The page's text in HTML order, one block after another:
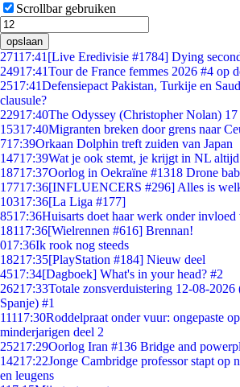
Scrollbar gebruiken
opslaan
27117:41 [Live Eredivisie #1784] Dying
24917:41Tour de France femmes 2026 #4 op
2517:41Defensiepact Pakistan, Turkije en
clausule?
22917:40The Odyssey (Christopher Nolan)
15317:40Migranten breken door grens naar
717:39Orkaan Dolphin treft zuiden van Japan
14717:39Wat je ook stemt, je krijgt in NL
18717:37Oorlog in Oekraïne #1318 Drone
17717:36[INFLUENCERS #296] Alles is
10317:36[La Liga #177]
8517:36Huisarts doet haar werk onder invloed
18117:36[Wielrennen #616] Brennan!
017:36Ik rook nog steeds
18217:35[PlayStation #184] Nieuw deel
4517:34[Dagboek] What's in your head? #2
26217:33Totale zonsverduistering 12-08-2026
Spanje) #1
11117:30Roddelpraat onder vuur: ongepaste
minderjarigen deel 2
25217:29Oorlog Iran #136 Bridge and
14217:22Jonge Cambridge professor stapt op
en leugens